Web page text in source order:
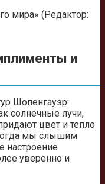
мира» (Редактор:
и
Шопенгауэр:
солнечные лучи,
цвет и тепло
мы слышим
настроение
уверенно и